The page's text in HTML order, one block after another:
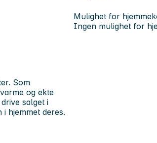
Mulighet for
Ingen mulighet for
Som
og ekte
salget i
hjemmet deres.